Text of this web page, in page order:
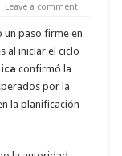
Leave a comment
un paso firme en
al iniciar el ciclo
confirmó la
por la
la planificación